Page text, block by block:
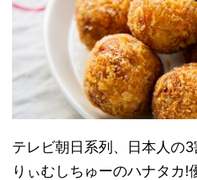
テレビ朝日系列、日本人の
りぃむしちゅーのハナタカ!